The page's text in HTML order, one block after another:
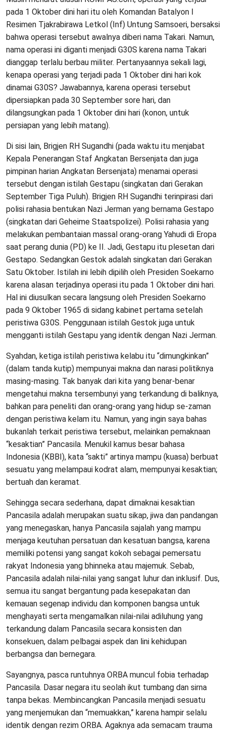
pada 1 Oktober dini hari itu oleh Komandan Batalyon I
Resimen Tjakrabirawa Letkol (Inf) Untung Samsoeri, bersaksi
bahwa operasi tersebut awalnya diberi nama Takari. Namun,
nama operasi ini diganti menjadi G30S karena nama Takari
dianggap terlalu berbau militer. Pertanyaannya sekali lagi,
kenapa operasi yang terjadi pada 1 Oktober dini hari kok
dinamai G30S? Jawabannya, karena operasi tersebut
dipersiapkan pada 30 September sore hari, dan
dilangsungkan pada 1 Oktober dini hari (konon, untuk
persiapan yang lebih matang).
Di sisi lain, Brigjen RH Sugandhi (pada waktu itu menjabat
Kepala Penerangan Staf Angkatan Bersenjata dan juga
pimpinan harian Angkatan Bersenjata) menamai operasi
tersebut dengan istilah Gestapu (singkatan dari Gerakan
September Tiga Puluh). Brigjen RH Sugandhi terinpirasi dari
polisi rahasia bentukan Nazi Jerman yang bernama Gestapo
(singkatan dari Geheime Staatspolizei). Polisi rahasia yang
melakukan pembantaian massal orang-orang Yahudi di Eropa
saat perang dunia (PD) ke II. Jadi, Gestapu itu plesetan dari
Gestapo. Sedangkan Gestok adalah singkatan dari Gerakan
Satu Oktober. Istilah ini lebih dipilih oleh Presiden Soekarno
karena alasan terjadinya operasi itu pada 1 Oktober dini hari.
Hal ini diusulkan secara langsung oleh Presiden Soekarno
pada 9 Oktober 1965 di sidang kabinet pertama setelah
peristiwa G30S. Penggunaan istilah Gestok juga untuk
mengganti istilah Gestapu yang identik dengan Nazi Jerman.
Syahdan, ketiga istilah peristiwa kelabu itu “dimungkinkan”
(dalam tanda kutip) mempunyai makna dan narasi politiknya
masing-masing. Tak banyak dari kita yang benar-benar
mengetahui makna tersembunyi yang terkandung di baliknya,
bahkan para peneliti dan orang-orang yang hidup se-zaman
dengan peristiwa kelam itu. Namun, yang ingin saya bahas
bukanlah terkait peristiwa tersebut, melainkan pemaknaan
“kesaktian” Pancasila. Menukil kamus besar bahasa
Indonesia (KBBI), kata “sakti” artinya mampu (kuasa) berbuat
sesuatu yang melampaui kodrat alam, mempunyai kesaktian;
bertuah dan keramat.
Sehingga secara sederhana, dapat dimaknai kesaktian
Pancasila adalah merupakan suatu sikap, jiwa dan pandangan
yang menegaskan, hanya Pancasila sajalah yang mampu
menjaga keutuhan persatuan dan kesatuan bangsa, karena
memiliki potensi yang sangat kokoh sebagai pemersatu
rakyat Indonesia yang bhinneka atau majemuk. Sebab,
Pancasila adalah nilai-nilai yang sangat luhur dan inklusif. Dus,
semua itu sangat bergantung pada kesepakatan dan
kemauan segenap individu dan komponen bangsa untuk
menghayati serta mengamalkan nilai-nilai adiluhung yang
terkandung dalam Pancasila secara konsisten dan
konsekuen, dalam pelbagai aspek dan lini kehidupan
berbangsa dan bernegara.
Sayangnya, pasca runtuhnya ORBA muncul fobia terhadap
Pancasila. Dasar negara itu seolah ikut tumbang dan sirna
tanpa bekas. Membincangkan Pancasila menjadi sesuatu
yang menjemukan dan “memuakkan,” karena hampir selalu
identik dengan rezim ORBA. Agaknya ada semacam trauma